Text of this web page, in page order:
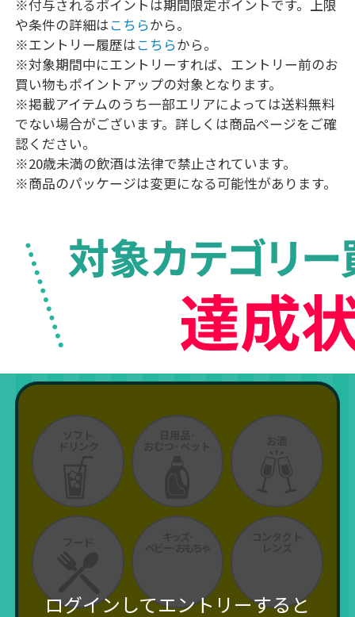
※付与されるポイントは期間限定ポイントです。上限
や条件の詳細はこちらから。
※エントリー履歴はこちらから。
※対象期間中にエントリーすれば、エントリー前のお
買い物もポイントアップの対象となります。
※掲載アイテムのうち一部エリアによっては送料無料
でない場合がございます。詳しくは商品ページをご確
認ください。
※20歳未満の飲酒は法律で禁止されています。
※商品のパッケージは変更になる可能性があります。
ログインしてエントリーすると